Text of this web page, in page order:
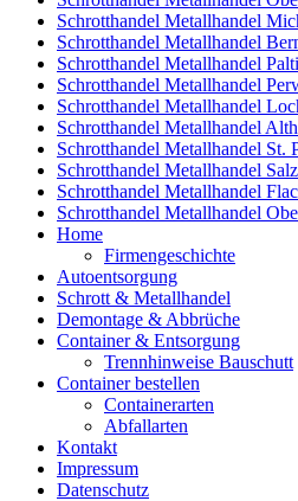
Schrotthandel Metallhandel
Schrotthandel Metallhandel
Schrotthandel Metallhandel
Schrotthandel Metallhandel
Schrotthandel Metallhandel
Schrotthandel Metallhandel
Schrotthandel Metallhandel St.
Schrotthandel Metallhandel
Schrotthandel Metallhandel
Schrotthandel Metallhandel
Home
Firmengeschichte
Autoentsorgung
Schrott & Metallhandel
Demontage & Abbrüche
Container & Entsorgung
Trennhinweise Bauschutt
Container bestellen
Containerarten
Abfallarten
Kontakt
Impressum
Datenschutz